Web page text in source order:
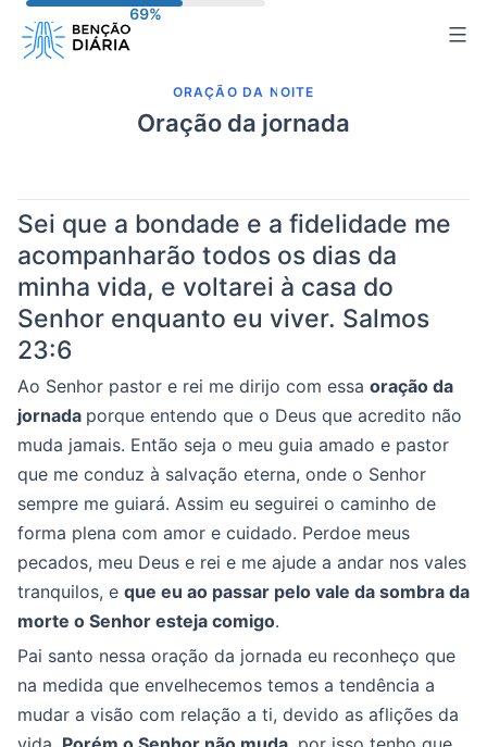
para
ORAÇÃO DA NOITE
Oração da jornada
Sei que a bondade e a fidelidade me
acompanharão todos os dias da
minha vida, e voltarei à casa do
Senhor enquanto eu viver. Salmos
23:6
Ao Senhor pastor e rei me dirijo com essa oração da
jornada porque entendo que o Deus que acredito não
muda jamais. Então seja o meu guia amado e pastor
que me conduz à salvação eterna, onde o Senhor
sempre me guiará. Assim eu seguirei o caminho de
forma plena com amor e cuidado. Perdoe meus
pecados, meu Deus e rei e me ajude a andar nos vales
tranquilos, e que eu ao passar pelo vale da sombra da
morte o Senhor esteja comigo.
Pai santo nessa oração da jornada eu reconheço que
na medida que envelhecemos temos a tendência a
mudar a visão com relação a ti, devido as aflições da